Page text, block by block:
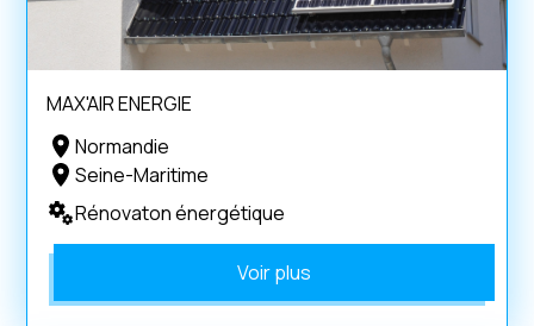
MAX'AIR ENERGIE
Normandie
Seine-Maritime
Rénovaton énergétique
Voir plus